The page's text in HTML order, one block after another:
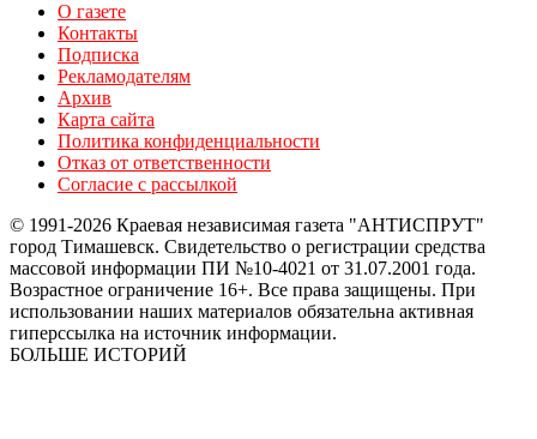
О газете
Контакты
Подписка
Рекламодателям
Архив
Карта сайта
Политика конфиденциальности
Отказ от ответственности
Согласие с рассылкой
© 1991-2026 Краевая независимая газета "АНТИСПРУТ"
город Тимашевск. Свидетельство о регистрации средства
массовой информации ПИ №10-4021 от 31.07.2001 года.
Возрастное ограничение 16+. Все права защищены. При
использовании наших материалов обязательна активная
гиперссылка на источник информации.
БОЛЬШЕ ИСТОРИЙ